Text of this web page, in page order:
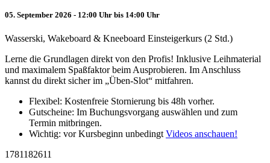
05. September 2026 - 12:00 Uhr bis 14:00 Uhr
Wasserski, Wakeboard & Kneeboard Einsteigerkurs (2 Std.)
Lerne die Grundlagen direkt von den Profis! Inklusive Leihmaterial
und maximalem Spaßfaktor beim Ausprobieren. Im Anschluss
kannst du direkt sicher im „Üben-Slot“ mitfahren.
Flexibel: Kostenfreie Stornierung bis 48h vorher.
Gutscheine: Im Buchungsvorgang auswählen und zum
Termin mitbringen.
Wichtig: vor Kursbeginn unbedingt Videos anschauen!
1781182611